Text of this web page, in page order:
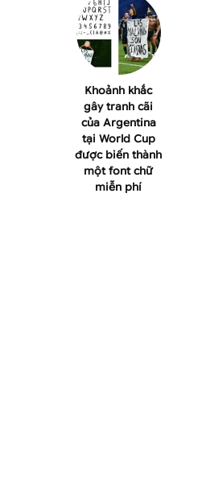
Khoảnh khắc
gây tranh cãi
của Argentina
tại World Cup
được biến thành
một font chữ
miễn phí